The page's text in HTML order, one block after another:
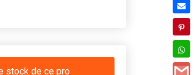
stock de ce pro